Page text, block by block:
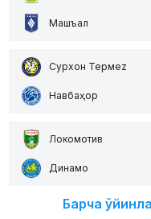
Машъал
Сурхон Термеz
Навбаҳор
Локомотив
Динамо
Барча